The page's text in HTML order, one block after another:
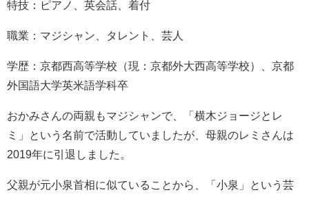
特技：ピアノ、英会話、着付
職業：マジシャン、タレント、芸人
学歴：京都西高等学校（現：京都外大西高等学校）、京都
外国語大学英米語学科卒
おかみさんの両親もマジシャンで、「横木ジョージとレ
ミ」という名前で活動していましたが、母親のレミさんは
2019年に引退しました。
父親が元小泉首相に似ていることから、「小泉」という芸